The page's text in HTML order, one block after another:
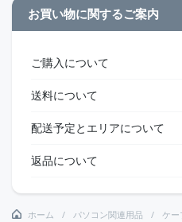
お買い物に関するご案内
ご購入について
送料について
配送予定とエリアについて
返品について
ホーム パソコン関連用品 ケ